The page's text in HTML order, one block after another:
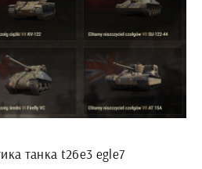
танка t26e3 egle7